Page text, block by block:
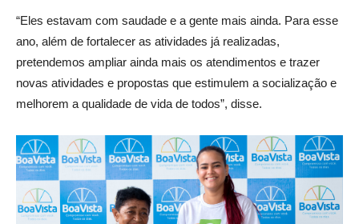
“Eles estavam com saudade e a gente mais ainda. Para esse
ano, além de fortalecer as atividades já realizadas,
pretendemos ampliar ainda mais os atendimentos e trazer
novas atividades e propostas que estimulem a socialização e
melhorem a qualidade de vida de todos”, disse.